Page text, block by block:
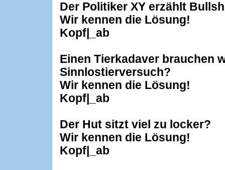
Der Politiker XY erzählt
Wir kennen die Lösung!
Kopf|_ab
Einen Tierkadaver brauchen
Sinnlostierversuch?
Wir kennen die Lösung!
Kopf|_ab
Der Hut sitzt viel zu locker?
Wir kennen die Lösung!
Kopf|_ab